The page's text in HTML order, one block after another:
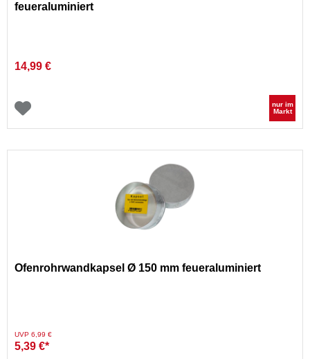
feueraluminiert
14,99 €
nur im
Markt
Ofenrohrwandkapsel Ø 150 mm feueraluminiert
Preis reduziert von
UVP 6,99 €auf
5,39 €*